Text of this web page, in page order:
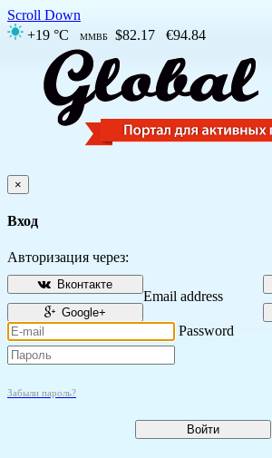
Scroll Down
+19 °C
ММВБ $82.17 €94.84
×
Вход
Авторизация через:
Вконтакте
Google+
Email address
Password
Забыли пароль?
Войти